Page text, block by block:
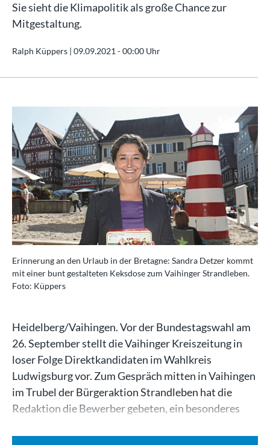
Sie sieht die Klimapolitik als große Chance zur
Mitgestaltung.
Ralph Küppers | 09.09.2021 - 00:00 Uhr
Erinnerung an den Urlaub in der Bretagne: Sandra Detzer kommt
mit einer bunt gestalteten Keksdose zum Vaihinger Strandleben.
Foto: Küppers
Heidelberg/Vaihingen. Vor der Bundestagswahl am
26. September stellt die Vaihinger Kreiszeitung in
loser Folge Direktkandidaten im Wahlkreis
Ludwigsburg vor. Zum Gespräch mitten in Vaihingen
im Trubel der Bürgeraktion Strandleben hat die
Redaktion die Bewerber gebeten, ein besonderes